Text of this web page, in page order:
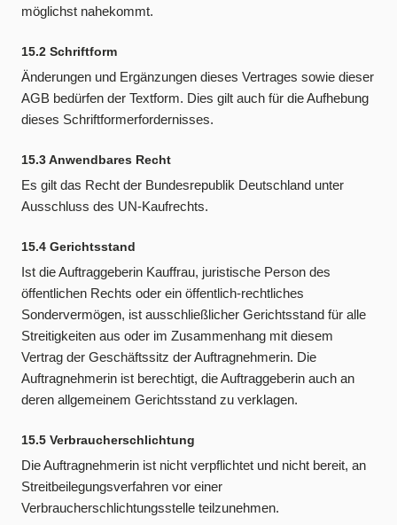
möglichst nahekommt.
15.2 Schriftform
Änderungen und Ergänzungen dieses Vertrages sowie dieser
AGB bedürfen der Textform. Dies gilt auch für die Aufhebung
dieses Schriftformerfordernisses.
15.3 Anwendbares Recht
Es gilt das Recht der Bundesrepublik Deutschland unter
Ausschluss des UN-Kaufrechts.
15.4 Gerichtsstand
Ist die Auftraggeberin Kauffrau, juristische Person des
öffentlichen Rechts oder ein öffentlich-rechtliches
Sondervermögen, ist ausschließlicher Gerichtsstand für alle
Streitigkeiten aus oder im Zusammenhang mit diesem
Vertrag der Geschäftssitz der Auftragnehmerin. Die
Auftragnehmerin ist berechtigt, die Auftraggeberin auch an
deren allgemeinem Gerichtsstand zu verklagen.
15.5 Verbraucherschlichtung
Die Auftragnehmerin ist nicht verpflichtet und nicht bereit, an
Streitbeilegungsverfahren vor einer
Verbraucherschlichtungsstelle teilzunehmen.